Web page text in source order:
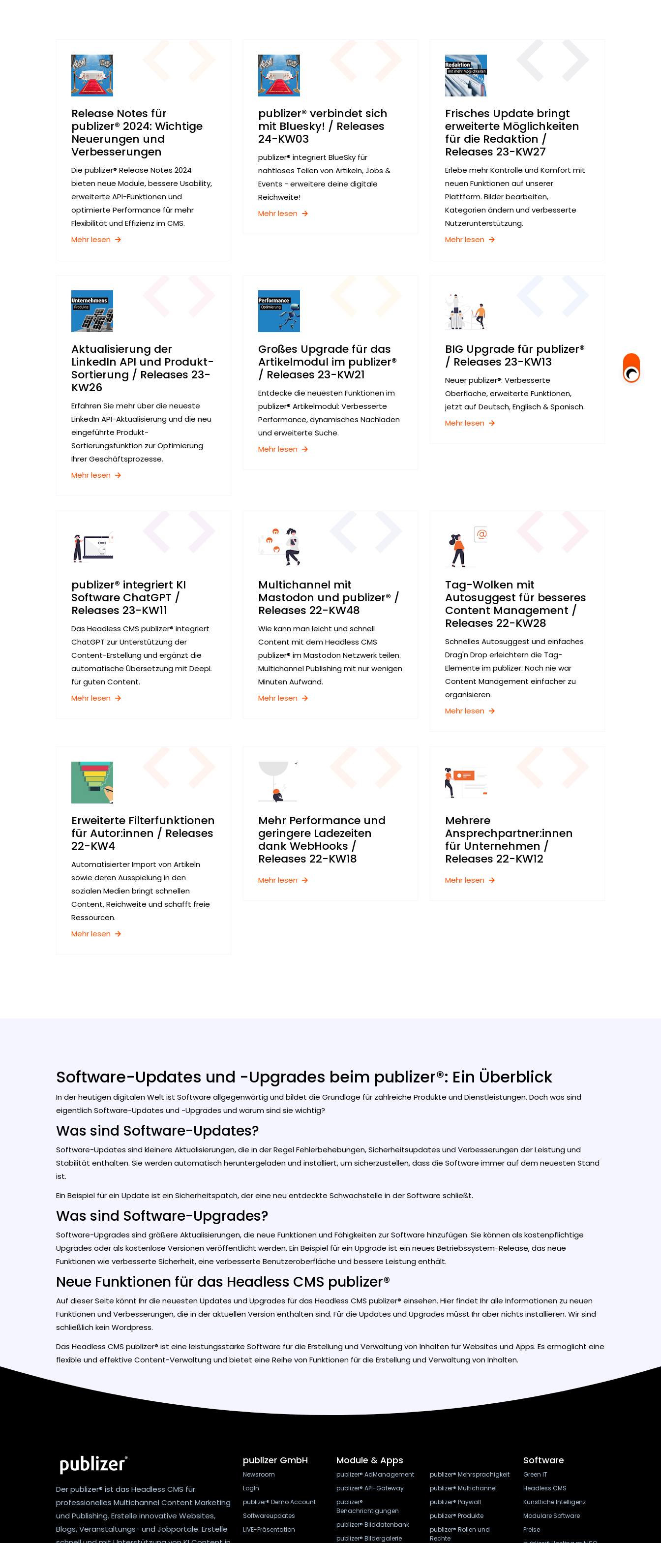
Release Notes für
publizer® 2024: Wichtige
Neuerungen und
Verbesserungen
Die publizer® Release Notes 2024
bieten neue Module, bessere Usability,
erweiterte API-Funktionen und
optimierte Performance für mehr
Flexibilität und Effizienz im CMS.
Mehr lesen
publizer® verbindet sich
mit Bluesky! / Releases
24-KW03
publizer® integriert BlueSky für
nahtloses Teilen von Artikeln, Jobs &
Events - erweitere deine digitale
Reichweite!
Mehr lesen
Frisches Update bringt
erweiterte Möglichkeiten
für die Redaktion /
Releases 23-KW27
Erlebe mehr Kontrolle und Komfort mit
neuen Funktionen auf unserer
Plattform. Bilder bearbeiten,
Kategorien ändern und verbesserte
Nutzerunterstützung.
Mehr lesen
Aktualisierung der
LinkedIn API und Produkt-
Sortierung / Releases 23-
KW26
Erfahren Sie mehr über die neueste
LinkedIn API-Aktualisierung und die neu
eingeführte Produkt-
Sortierungsfunktion zur Optimierung
Ihrer Geschäftsprozesse.
Mehr lesen
Großes Upgrade für das
Artikelmodul im publizer®
/ Releases 23-KW21
Entdecke die neuesten Funktionen im
publizer® Artikelmodul: Verbesserte
Performance, dynamisches Nachladen
und erweiterte Suche.
Mehr lesen
BIG Upgrade für publizer®
/ Releases 23-KW13
Neuer publizer®: Verbesserte
Oberfläche, erweiterte Funktionen,
jetzt auf Deutsch, Englisch & Spanisch.
Mehr lesen
publizer® integriert KI
Software ChatGPT /
Releases 23-KW11
Das Headless CMS publizer® integriert
ChatGPT zur Unterstützung der
Content-Erstellung und ergänzt die
automatische Übersetzung mit DeepL
für guten Content.
Mehr lesen
Multichannel mit
Mastodon und publizer® /
Releases 22-KW48
Wie kann man leicht und schnell
Content mit dem Headless CMS
publizer® im Mastodon Netzwerk teilen.
Multichannel Publishing mit nur wenigen
Minuten Aufwand.
Mehr lesen
Tag-Wolken mit
Autosuggest für besseres
Content Management /
Releases 22-KW28
Schnelles Autosuggest und einfaches
Drag'n Drop erleichtern die Tag-
Elemente im publizer. Noch nie war
Content Management einfacher zu
organisieren.
Mehr lesen
Erweiterte Filterfunktionen
für Autor:innen / Releases
22-KW4
Automatisierter Import von Artikeln
sowie deren Ausspielung in den
sozialen Medien bringt schnellen
Content, Reichweite und schafft freie
Ressourcen.
Mehr lesen
Mehr Performance und
geringere Ladezeiten
dank WebHooks /
Releases 22-KW18
Mehr lesen
Mehrere
Ansprechpartner:innen
für Unternehmen /
Releases 22-KW12
Mehr lesen
Software-Updates und -Upgrades beim publizer®: Ein Überblick
In der heutigen digitalen Welt ist Software allgegenwärtig und bildet die Grundlage für zahlreiche Produkte und Dienstleistungen. Doch was sind
eigentlich Software-Updates und -Upgrades und warum sind sie wichtig?
Was sind Software-Updates?
Software-Updates sind kleinere Aktualisierungen, die in der Regel Fehlerbehebungen, Sicherheitsupdates und Verbesserungen der Leistung und
Stabilität enthalten. Sie werden automatisch heruntergeladen und installiert, um sicherzustellen, dass die Software immer auf dem neuesten Stand
ist.
Ein Beispiel für ein Update ist ein Sicherheitspatch, der eine neu entdeckte Schwachstelle in der Software schließt.
Was sind Software-Upgrades?
Software-Upgrades sind größere Aktualisierungen, die neue Funktionen und Fähigkeiten zur Software hinzufügen. Sie können als kostenpflichtige
Upgrades oder als kostenlose Versionen veröffentlicht werden. Ein Beispiel für ein Upgrade ist ein neues Betriebssystem-Release, das neue
Funktionen wie verbesserte Sicherheit, eine verbesserte Benutzeroberfläche und bessere Leistung enthält.
Neue Funktionen für das Headless CMS publizer®
Auf dieser Seite könnt Ihr die neuesten Updates und Upgrades für das Headless CMS publizer® einsehen. Hier findet Ihr alle Informationen zu neuen
Funktionen und Verbesserungen, die in der aktuellen Version enthalten sind. Für die Updates und Upgrades müsst Ihr aber nichts installieren. Wir sind
schließlich kein Wordpress.
Das Headless CMS publizer® ist eine leistungsstarke Software für die Erstellung und Verwaltung von Inhalten für Websites und Apps. Es ermöglicht eine
flexible und effektive Content-Verwaltung und bietet eine Reihe von Funktionen für die Erstellung und Verwaltung von Inhalten.
Der publizer® ist das Headless CMS für
professionelles Multichannel Content Marketing
und Publishing. Erstelle innovative Websites,
Blogs, Veranstaltungs- und Jobportale. Erstelle
publizer GmbH
Newsroom
LogIn
publizer® Demo Account
Softwareupdates
LIVE-Präsentation
Module & Apps
publizer® AdManagement
publizer® API-Gateway
publizer®
Benachrichtigungen
publizer® Bilddatenbank
publizer® Bildergalerie
publizer® Mehrsprachigkeit
publizer® Multichannel
publizer® Paywall
publizer® Produkte
publizer® Rollen und
Rechte
Software
Green IT
Headless CMS
Künstliche Intelligenz
Modulare Software
Preise